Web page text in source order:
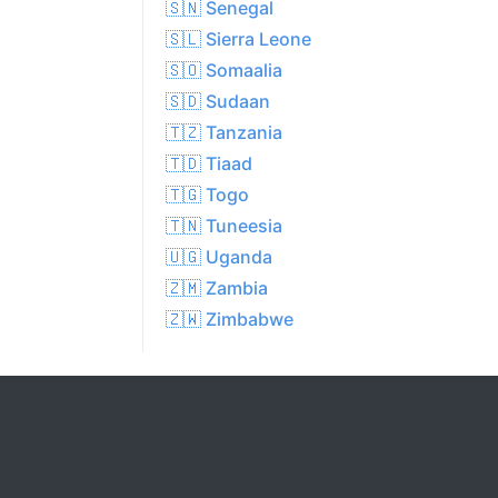
🇸🇳 Senegal
🇸🇱 Sierra Leone
🇸🇴 Somaalia
🇸🇩 Sudaan
🇹🇿 Tanzania
🇹🇩 Tiaad
🇹🇬 Togo
🇹🇳 Tuneesia
🇺🇬 Uganda
🇿🇲 Zambia
🇿🇼 Zimbabwe